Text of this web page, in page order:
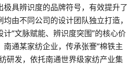
极具辨识度的品牌符号，有效提升了
由不同公司的设计团队独立打造，
“文脉赋能、辨识度突围”的核心价
通某家纺企业，传承张謇“棉铁主
研发，依托南通世界级家纺产业集